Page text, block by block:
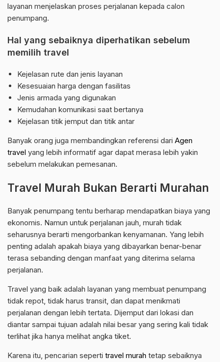
layanan menjelaskan proses perjalanan kepada calon
penumpang.
Hal yang sebaiknya diperhatikan sebelum
memilih travel
Kejelasan rute dan jenis layanan
Kesesuaian harga dengan fasilitas
Jenis armada yang digunakan
Kemudahan komunikasi saat bertanya
Kejelasan titik jemput dan titik antar
Banyak orang juga membandingkan referensi dari Agen
travel yang lebih informatif agar dapat merasa lebih yakin
sebelum melakukan pemesanan.
Travel Murah Bukan Berarti Murahan
Banyak penumpang tentu berharap mendapatkan biaya yang
ekonomis. Namun untuk perjalanan jauh, murah tidak
seharusnya berarti mengorbankan kenyamanan. Yang lebih
penting adalah apakah biaya yang dibayarkan benar-benar
terasa sebanding dengan manfaat yang diterima selama
perjalanan.
Travel yang baik adalah layanan yang membuat penumpang
tidak repot, tidak harus transit, dan dapat menikmati
perjalanan dengan lebih tertata. Dijemput dari lokasi dan
diantar sampai tujuan adalah nilai besar yang sering kali tidak
terlihat jika hanya melihat angka tiket.
Karena itu, pencarian seperti travel murah tetap sebaiknya